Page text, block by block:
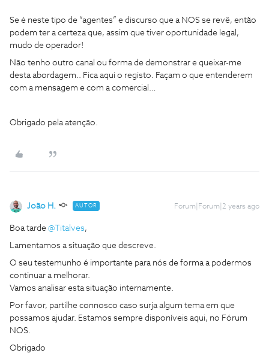
Se é neste tipo de “agentes” e discurso que a NOS se revê, então
podem ter a certeza que, assim que tiver oportunidade legal,
mudo de operador!
Não tenho outro canal ou forma de demonstrar e queixar-me
desta abordagem.. Fica aqui o registo. Façam o que entenderem
com a mensagem e com a comercial…
Obrigado pela atenção.
João H. AUTOR Forum|Forum|2 years ago
Boa tarde @Titalves,
Lamentamos a situação que descreve.
O seu testemunho é importante para nós de forma a podermos
continuar a melhorar.
Vamos analisar esta situação internamente.
Por favor, partilhe connosco caso surja algum tema em que
possamos ajudar. Estamos sempre disponíveis aqui, no Fórum
NOS.
Obrigado